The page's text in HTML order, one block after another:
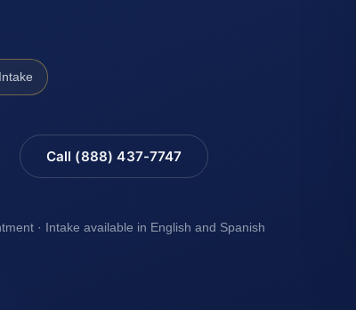
Intake
Call (888) 437-7747
· Intake available in English and Spanish